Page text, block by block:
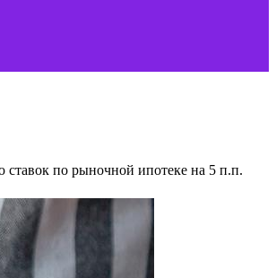
по рыночной ипотеке на 5 п.п.